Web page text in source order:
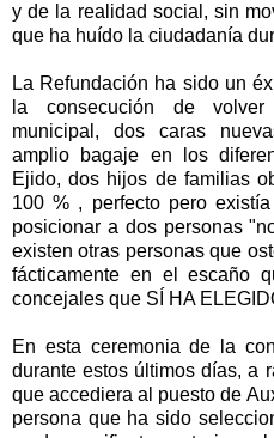
y de la realidad social, sin
que ha huído la ciudadanía
La Refundación ha sido un
la consecución de
municipal, dos caras
amplio bagaje en los
Ejido, dos hijos de familias
100 % , perfecto pero
posicionar a dos personas
existen otras personas que
fácticamente en el escaño
concejales que SÍ HA
En esta ceremonia de la
durante estos últimos días, a
que accediera al puesto de
persona que ha sido